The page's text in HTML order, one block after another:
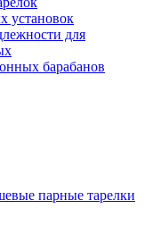
установок
для
барабанов
парные тарелки